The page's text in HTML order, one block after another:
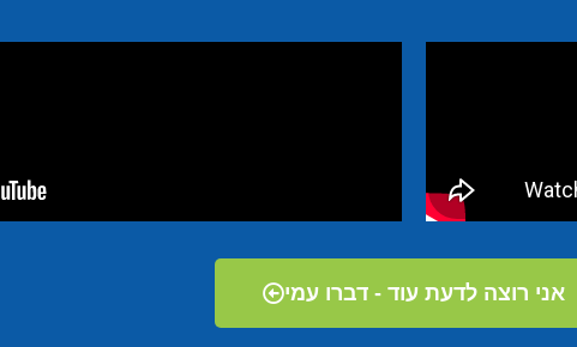
אני רוצה לדעת עוד - דברו עמי